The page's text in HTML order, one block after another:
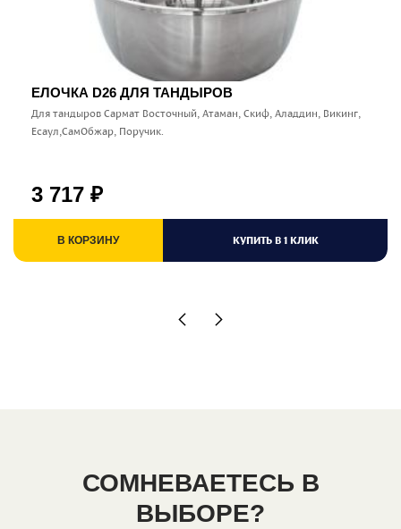
ЕЛОЧКА D26 ДЛЯ ТАНДЫРОВ
Для тандыров Сармат Восточный, Атаман, Скиф, Аладдин, Викинг,
Есаул,СамОбжар, Поручик.
3 717 ₽
В КОРЗИНУ КУПИТЬ В 1 КЛИК
СОМНЕВАЕТЕСЬ В
ВЫБОРЕ?